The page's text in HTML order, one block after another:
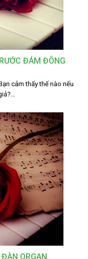
ĐÁM ĐÔNG
cảm thấy thế nào nếu
ORGAN